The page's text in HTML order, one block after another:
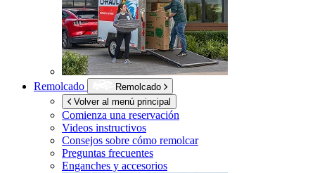
Remolcado
Remolcado
Volver al menú principal
Comienza una reservación
Videos instructivos
Consejos sobre cómo remolcar
Preguntas frecuentes
Enganches y accesorios